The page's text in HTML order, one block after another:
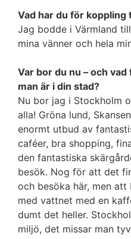
Vad har du för koppling
Jag bodde i Värmland
mina vänner och hela
Var bor du nu – och
man är i din stad?
Nu bor jag i Stockholm
alla! Gröna lund,
enormt utbud av
caféer, bra shopping,
den fantastiska
besök. Nog för att det
och besöka här, men
med vattnet med en
dumt det heller.
miljö, det missar man